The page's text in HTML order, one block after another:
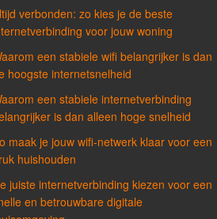
verbonden: zo kies je de beste
voor jouw woning
een stabiele wifi belangrijker is dan
hoogste internetsnelheid
een stabiele internetverbinding
is dan alleen hoge snelheid
maak je jouw wifi-netwerk klaar voor een
huishouden
juiste internetverbinding kiezen voor een
en betrouwbare digitale